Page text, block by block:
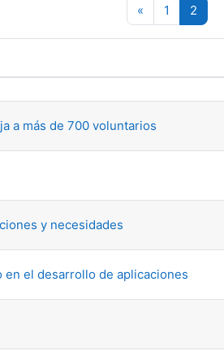
« Página anterior
1 Página 1
2
a más de 700 voluntarios
y necesidades
en el desarrollo de aplicaciones